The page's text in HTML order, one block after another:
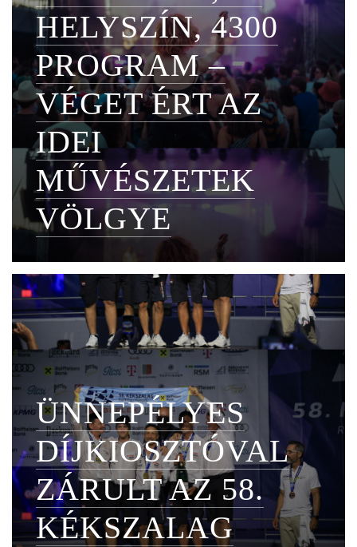
HELYSZÍN, 4300
PROGRAM –
VÉGET ÉRT AZ
IDEI
MŰVÉSZETEK
VÖLGYE
ÜNNEPÉLYES
DÍJKIOSZTÓVAL
ZÁRULT AZ 58.
KÉKSZALAG